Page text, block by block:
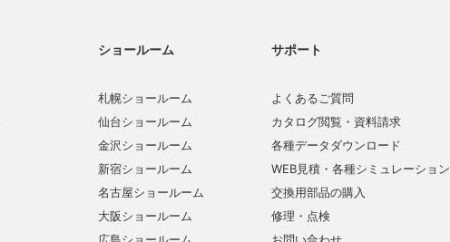
ショールーム
札幌ショールーム
仙台ショールーム
金沢ショールーム
新宿ショールーム
名古屋ショールーム
大阪ショールーム
広島ショールーム
サポート
よくあるご質問
カタログ閲覧・資料請求
各種データダウンロード
WEB見積・各種シミュレーション
交換用部品の購入
修理・点検
お問い合わせ